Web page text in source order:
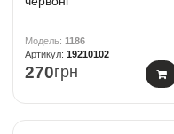
1186
19210102
270грн